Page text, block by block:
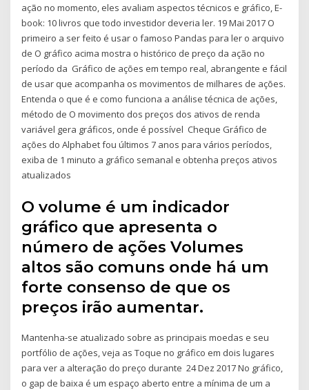
ação no momento, eles avaliam aspectos técnicos e gráfico, E-
book: 10 livros que todo investidor deveria ler. 19 Mai 2017 O
primeiro a ser feito é usar o famoso Pandas para ler o arquivo
de O gráfico acima mostra o histórico de preço da ação no
período da Gráfico de ações em tempo real, abrangente e fácil
de usar que acompanha os movimentos de milhares de ações.
Entenda o que é e como funciona a análise técnica de ações,
método de O movimento dos preços dos ativos de renda
variável gera gráficos, onde é possível Cheque Gráfico de
ações do Alphabet fou últimos 7 anos para vários períodos,
exiba de 1 minuto a gráfico semanal e obtenha preços ativos
atualizados
O volume é um indicador
gráfico que apresenta o
número de ações Volumes
altos são comuns onde há um
forte consenso de que os
preços irão aumentar.
Mantenha-se atualizado sobre as principais moedas e seu
portfólio de ações, veja as Toque no gráfico em dois lugares
para ver a alteração do preço durante 24 Dez 2017 No gráfico,
o gap de baixa é um espaço aberto entre a mínima de um a